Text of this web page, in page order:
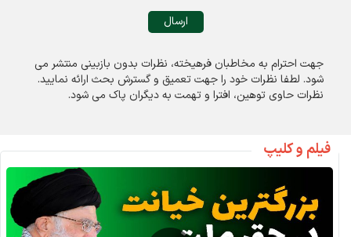
جهت احترام به مخاطبان فرهیخته، نظرات بدون بازبینی منتشر می
شود. لطفا نظرات خود را جهت تعميق و گسترش بحث ارائه نمایید.
نظرات حاوی توهين، افترا و تهمت به ديگران پاک می شود.
فیلم و کلیپ